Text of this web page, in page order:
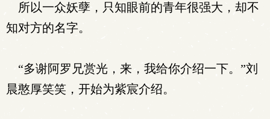
所以一众妖孽，只知眼前的青年很强大，却不
知对方的名字。
“多谢阿罗兄赏光，来，我给你介绍一下。”刘
晨憨厚笑笑，开始为紫宸介绍。